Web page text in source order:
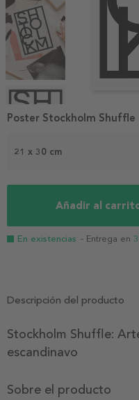
1
21 x 30 cm
Añadir al
En existencias - Entrega en
Poster Stockholm Shuffle
Descripción del producto
Stockholm Shuffle:
escandinavo
Sobre el producto